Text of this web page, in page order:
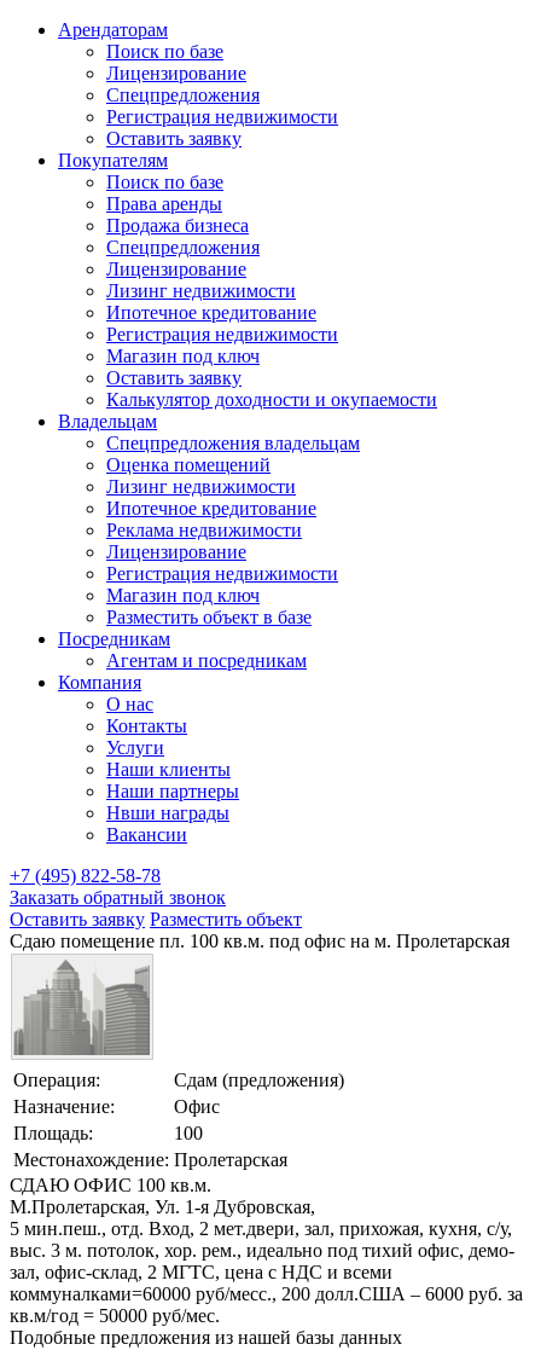
Арендаторам
Поиск по базе
Лицензирование
Спецпредложения
Регистрация недвижимости
Оставить заявку
Покупателям
Поиск по базе
Права аренды
Продажа бизнеса
Спецпредложения
Лицензирование
Лизинг недвижимости
Ипотечное кредитование
Регистрация недвижимости
Магазин под ключ
Оставить заявку
Калькулятор доходности и окупаемости
Владельцам
Спецпредложения владельцам
Оценка помещений
Лизинг недвижимости
Ипотечное кредитование
Реклама недвижимости
Лицензирование
Регистрация недвижимости
Магазин под ключ
Разместить объект в базе
Посредникам
Агентам и посредникам
Компания
О нас
Контакты
Услуги
Наши клиенты
Наши партнеры
Нвши награды
Вакансии
+7 (495) 822-58-78
Заказать обратный звонок
Оставить заявку Разместить объект
Сдаю помещение пл. 100 кв.м. под офис на м. Пролетарская
Операция:
Сдам (предложения)
Назначение:
Офис
Площадь:
100
Местонахождение: Пролетарская
СДАЮ ОФИС 100 кв.м.
М.Пролетарская, Ул. 1-я Дубровская,
5 мин.пеш., отд. Вход, 2 мет.двери, зал, прихожая, кухня, с/у,
выс. 3 м. потолок, хор. рем., идеально под тихий офис, демо-
зал, офис-склад, 2 МГТС, цена с НДС и всеми
коммуналками=60000 руб/месс., 200 долл.США – 6000 руб. за
кв.м/год = 50000 руб/мес.
Подобные предложения из нашей базы данных